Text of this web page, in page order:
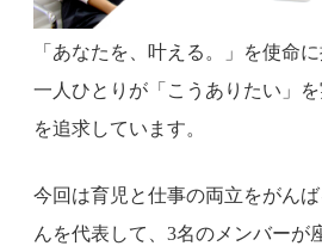
「あなたを、叶える。」を使命
一人ひとりが「こうありたい」
を追求しています。
今回は育児と仕事の両立をがん
んを代表して、3名のメンバーが